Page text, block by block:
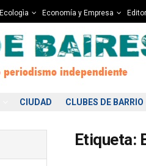
Ecologìa Economía y Empresa
CIUDAD CLUBES DE BARRIO
Etiqueta: